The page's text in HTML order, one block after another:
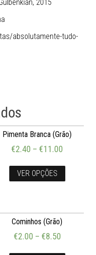
2015
absolutamente-tudo-
Pimenta Branca (Grão)
€2.40 –€11.00
VER OPÇÕES
Cominhos (Grão)
€2.00 – €8.50